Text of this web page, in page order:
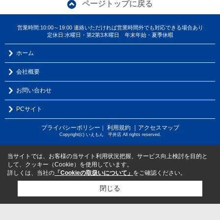
ページトップに戻る
営業時間:10:00～19:00 連絡いただければ営業時間外でも対応できる場合あり
定休日:水曜日・第2第3木曜日 年末年始・夏季休暇
ホーム
会社概要
お問い合わせ
PCサイト
プライバシーポリシー ｜ 利用規約 ｜アクセスマップ
Copyright(c) いえもん 平井店 All rights reserved.
当サイトでは、お客様の当サイト利用状況把握、サービス向上検討を目的と
して、クッキー（Cookie）を使用しています。
詳しくは、当社の 「Cookieの取扱いについて」 をご確認ください。
閉じる